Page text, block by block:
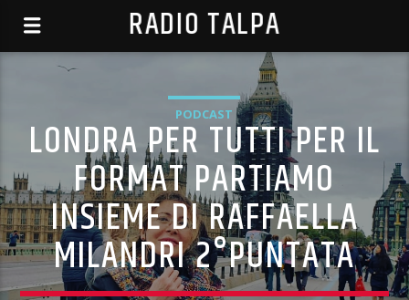
RADIO TALPA
PODCAST
LONDRA PER TUTTI PER IL
FORMAT PARTIAMO
INSIEME DI RAFFAELLA
MILANDRI 2°PUNTATA